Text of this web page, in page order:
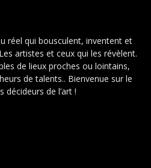
réel qui bousculent, inventent et
artistes et ceux qui les révèlent.
de lieux proches ou lointains,
de talents.. Bienvenue sur le
décideurs de l’art !